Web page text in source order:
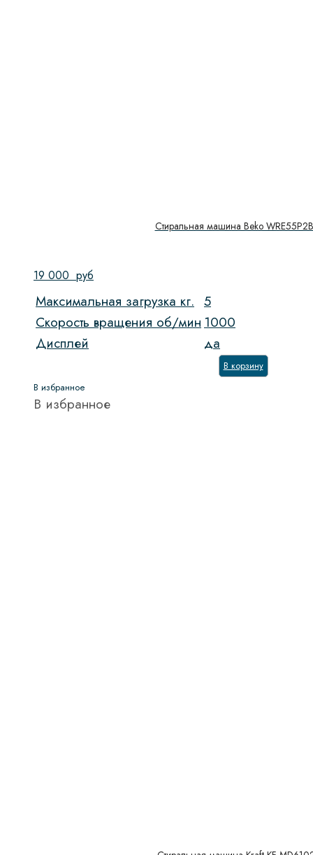
Стиральная машина Beko
19 000 руб
Максимальная загрузка кг. 5
Скорость вращения об/мин 1000
Дисплей
да
В корзину
В избранное
В избранное